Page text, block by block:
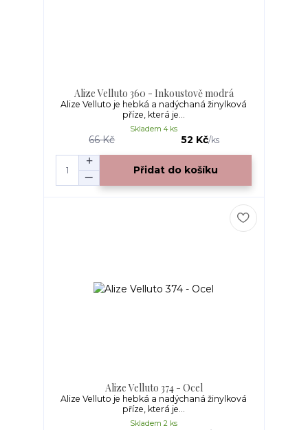
Alize Velluto 360 - Inkoustově modrá
Alize Velluto je hebká a nadýchaná žinylková
příze, která je...
66 Kč 52 Kč/ks
Skladem 4 ks
Přidat do košíku
Alize Velluto 374 - Ocel
Alize Velluto je hebká a nadýchaná žinylková
příze, která je...
Skladem 2 ks